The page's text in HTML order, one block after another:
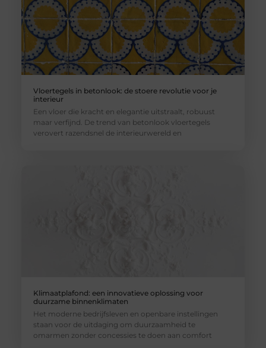
Vloertegels in betonlook: de stoere revolutie voor je
interieur
Een vloer die kracht en elegantie uitstraalt, robuust
maar verfijnd. De trend van betonlook vloertegels
verovert razendsnel de interieurwereld en
Klimaatplafond: een innovatieve oplossing voor
duurzame binnenklimaten
Het moderne bedrijfsleven en openbare instellingen
staan voor de uitdaging om duurzaamheid te
omarmen zonder concessies te doen aan comfort